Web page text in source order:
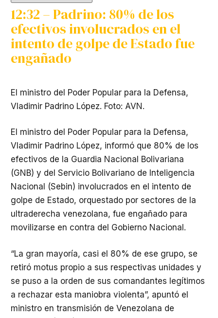
12:32 – Padrino: 80% de los
efectivos involucrados en el
intento de golpe de Estado fue
engañado
El ministro del Poder Popular para la Defensa,
Vladimir Padrino López. Foto: AVN.
El ministro del Poder Popular para la Defensa,
Vladimir Padrino López, informó que 80% de los
efectivos de la Guardia Nacional Bolivariana
(GNB) y del Servicio Bolivariano de Inteligencia
Nacional (Sebin) involucrados en el intento de
golpe de Estado, orquestado por sectores de la
ultraderecha venezolana, fue engañado para
movilizarse en contra del Gobierno Nacional.
“La gran mayoría, casi el 80% de ese grupo, se
retiró motus propio a sus respectivas unidades y
se puso a la orden de sus comandantes legítimos
a rechazar esta maniobra violenta”, apuntó el
ministro en transmisión de Venezolana de